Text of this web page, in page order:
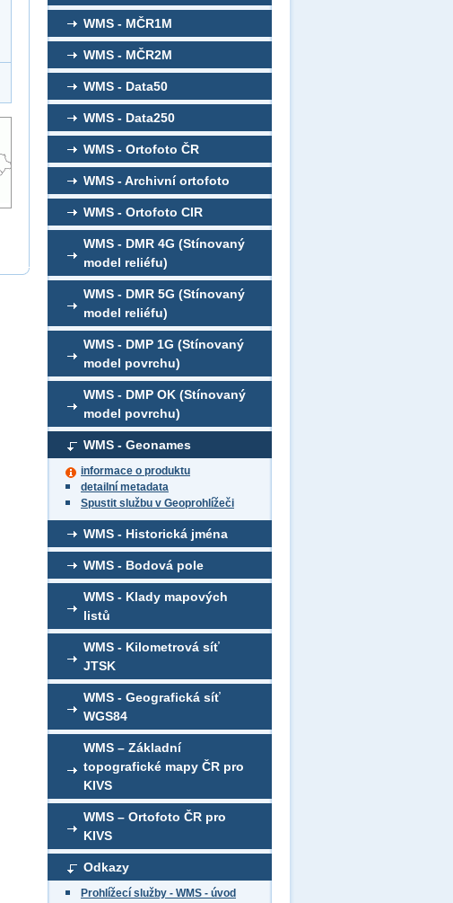
WMS - MČR1M
WMS - MČR2M
WMS - Data50
WMS - Data250
WMS - Ortofoto ČR
WMS - Archivní ortofoto
WMS - Ortofoto CIR
WMS - DMR 4G (Stínovaný
model reliéfu)
WMS - DMR 5G (Stínovaný
model reliéfu)
WMS - DMP 1G (Stínovaný
model povrchu)
WMS - DMP OK (Stínovaný
model povrchu)
WMS - Geonames
informace o produktu
detailní metadata
Spustit službu v Geoprohlížeči
WMS - Historická jména
WMS - Bodová pole
WMS - Klady mapových
listů
WMS - Kilometrová síť
JTSK
WMS - Geografická síť
WGS84
WMS – Základní
topografické mapy ČR pro
KIVS
WMS – Ortofoto ČR pro
KIVS
Odkazy
Prohlížecí služby - WMS - úvod